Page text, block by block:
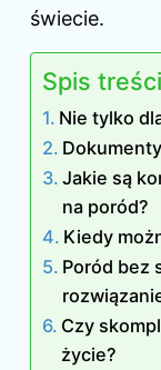
świecie.
Spis treści
Nie tylko
Jakie są
na poród?
Kiedy
Poród bez
Czy
życie?